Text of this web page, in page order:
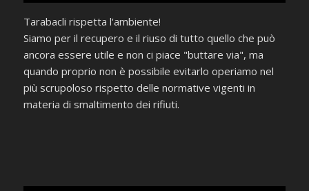
Tarabacli rispetta l'ambiente!
Siamo per il recupero e il riuso di tutto quello che può
ancora essere utile e non ci piace "buttare via", ma
quando proprio non è possibile evitarlo operiamo nel
più scrupoloso rispetto delle normative vigenti in
materia di smaltimento dei rifiuti.